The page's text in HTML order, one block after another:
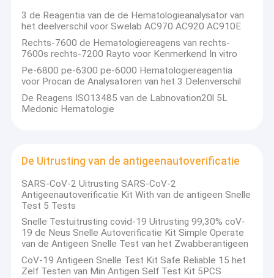
3 de Reagentia van de de Hematologieanalysator van
het deelverschil voor Swelab AC970 AC920 AC910E
Rechts-7600 de Hematologiereagens van rechts-
7600s rechts-7200 Rayto voor Kenmerkend In vitro
Pe-6800 pe-6300 pe-6000 Hematologiereagentia
voor Procan de Analysatoren van het 3 Delenverschil
De Reagens ISO13485 van de Labnovation20l 5L
Medonic Hematologie
De Uitrusting van de antigeenautoverificatie
SARS-CoV-2 Uitrusting SARS-CoV-2
Antigeenautoverificatie Kit With van de antigeen Snelle
Test 5 Tests
Snelle Testuitrusting covid-19 Uitrusting 99,30% coV-
19 de Neus Snelle Autoverificatie Kit Simple Operate
van de Antigeen Snelle Test van het Zwabberantigeen
CoV-19 Antigeen Snelle Test Kit Safe Reliable 15 het
Zelf Testen van Min Antigen Self Test Kit 5PCS